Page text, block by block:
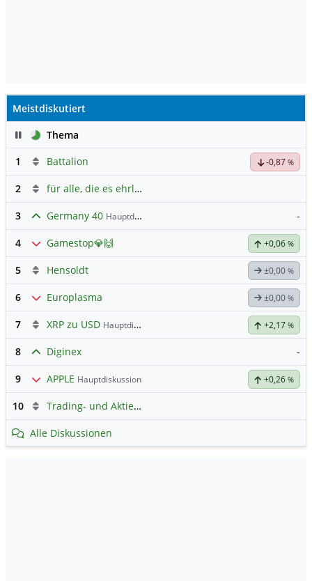
Meistdiskutiert
PauseThema
1
Battalion -0,87 %
2 für alle, die es ehrlich meinen beim Traden.
3 Germany 40 Hauptdiskussion -
4 Gamestop💎🙌 +0,06 %
5 Hensoldt ±0,00 %
6 Europlasma ±0,00 %
7 XRP zu USD Hauptdiskussion +2,17 %
8 Diginex -
9 APPLE Hauptdiskussion +0,26 %
10 Trading- und Aktien-Chat
Alle Diskussionen